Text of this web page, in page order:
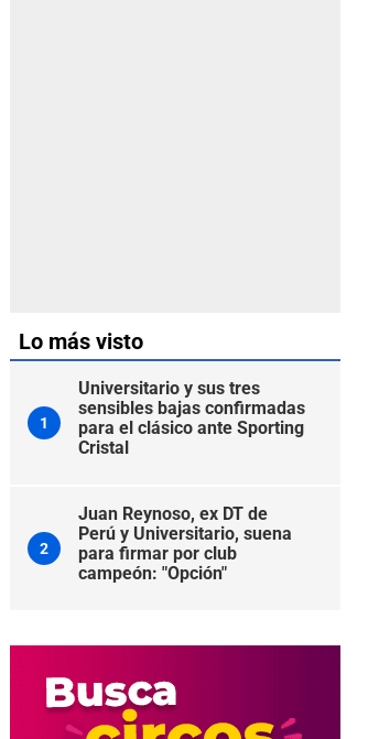
Lo más visto
1
Universitario y sus tres
sensibles bajas confirmadas
para el clásico ante Sporting
Cristal
2
Juan Reynoso, ex DT de
Perú y Universitario, suena
para firmar por club
campeón: "Opción"